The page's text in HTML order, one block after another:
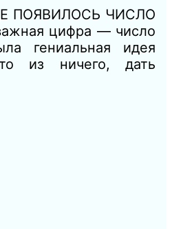
ПОЯВИЛОСЬ ЧИСЛО
цифра — число
гениальная идея
то из ничего, дать